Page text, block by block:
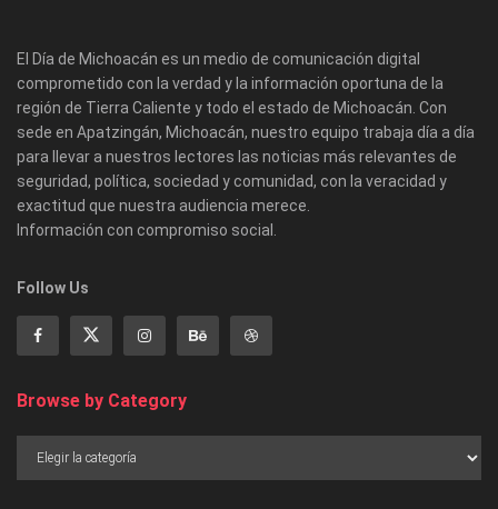
El Día de Michoacán es un medio de comunicación digital
comprometido con la verdad y la información oportuna de la
región de Tierra Caliente y todo el estado de Michoacán. Con
sede en Apatzingán, Michoacán, nuestro equipo trabaja día a día
para llevar a nuestros lectores las noticias más relevantes de
seguridad, política, sociedad y comunidad, con la veracidad y
exactitud que nuestra audiencia merece.
Información con compromiso social.
Follow Us
Browse by Category